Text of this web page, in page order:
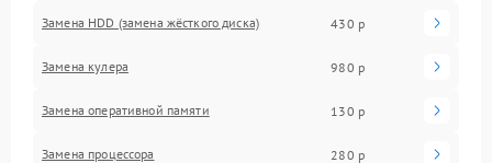
Замена HDD (замена жёсткого диска) 430 р
Замена кулера 980 р
Замена оперативной памяти 130 р
Замена процессора 280 р